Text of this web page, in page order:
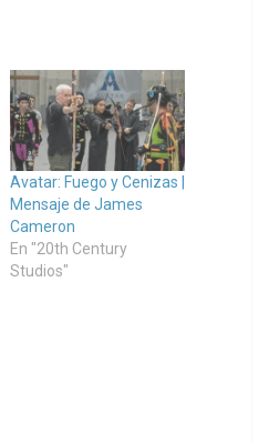
Avatar: Fuego y Cenizas |
Mensaje de James
Cameron
En "20th Century
Studios"